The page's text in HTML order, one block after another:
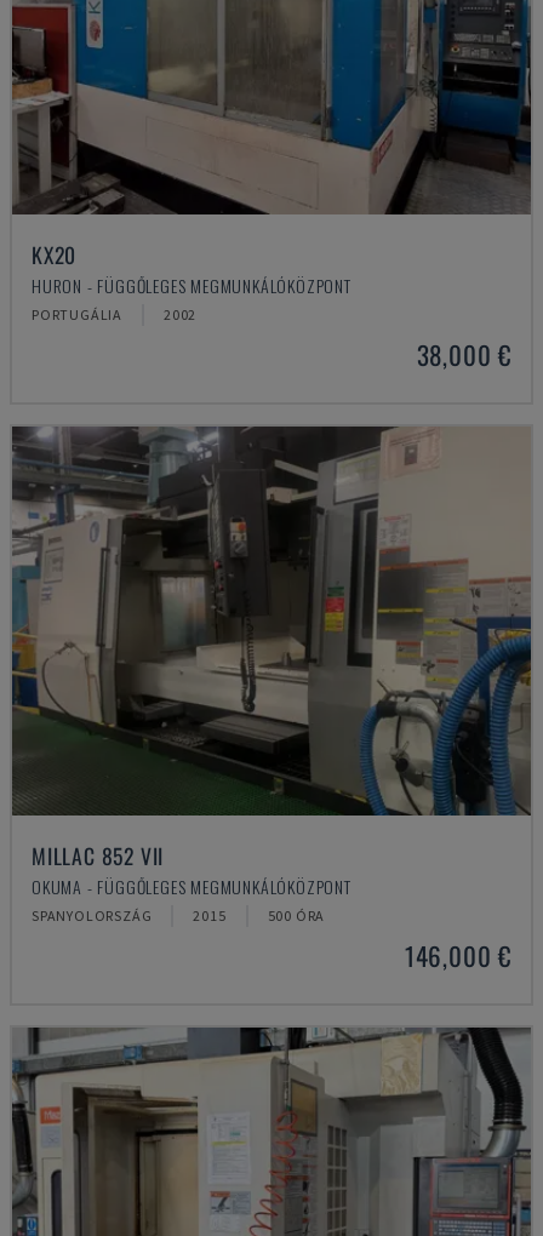
KX20
HURON - FÜGGŐLEGES MEGMUNKÁLÓKÖZPONT
PORTUGÁLIA 2002
38,000 €
MILLAC 852 VII
OKUMA - FÜGGŐLEGES MEGMUNKÁLÓKÖZPONT
SPANYOLORSZÁG 2015 500 ÓRA
146,000 €